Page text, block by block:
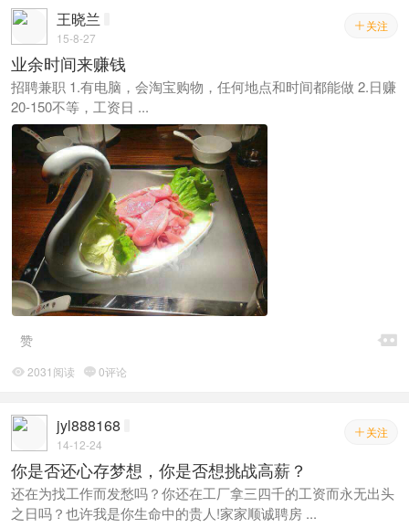
 关注
王晓兰
15-8-27
业余时间来赚钱
招聘兼职 1.有电脑，会淘宝购物，任何地点和时间都能做 2.日赚
20-150不等，工资日 ...

赞
 2031阅读 0评论
 关注
jyl888168
14-12-24
你是否还心存梦想，你是否想挑战高薪？
还在为找工作而发愁吗？你还在工厂拿三四千的工资而永无出头
之日吗？也许我是你生命中的贵人!家家顺诚聘房 ...